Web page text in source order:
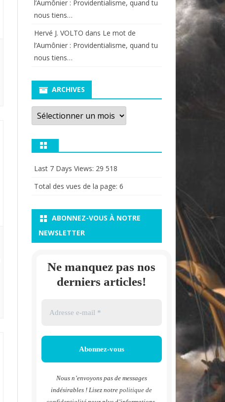
l’Aumônier : Providentialisme, quand tu
nous tiens…
Hervé J. VOLTO dans Le mot de
l’Aumônier : Providentialisme, quand tu
nous tiens…
ARCHIVES
Archives
Last 7 Days Views: 29 518
Total des vues de la page: 6
ABONNEZ-VOUS À NOTRE
NEWSLETTER
Ne manquez pas nos
derniers articles!
Nous n’envoyons pas de messages
indésirables ! Lisez notrepolitique de